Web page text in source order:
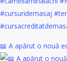
📖 A apărut o nouă